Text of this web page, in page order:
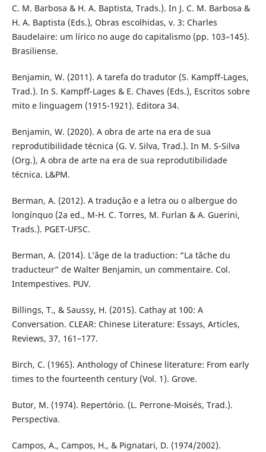
C. M. Barbosa & H. A. Baptista, Trads.). In J. C. M. Barbosa &
H. A. Baptista (Eds.), Obras escolhidas, v. 3: Charles
Baudelaire: um lírico no auge do capitalismo (pp. 103–145).
Brasiliense.
Benjamin, W. (2011). A tarefa do tradutor (S. Kampff-Lages,
Trad.). In S. Kampff-Lages & E. Chaves (Eds.), Escritos sobre
mito e linguagem (1915-1921). Editora 34.
Benjamin, W. (2020). A obra de arte na era de sua
reprodutibilidade técnica (G. V. Silva, Trad.). In M. S-Silva
(Org.), A obra de arte na era de sua reprodutibilidade
técnica. L&PM.
Berman, A. (2012). A tradução e a letra ou o albergue do
longínquo (2a ed., M-H. C. Torres, M. Furlan & A. Guerini,
Trads.). PGET-UFSC.
Berman, A. (2014). L’âge de la traduction: “La tâche du
traducteur” de Walter Benjamin, un commentaire. Col.
Intempestives. PUV.
Billings, T., & Saussy, H. (2015). Cathay at 100: A
Conversation. CLEAR: Chinese Literature: Essays, Articles,
Reviews, 37, 161–177.
Birch, C. (1965). Anthology of Chinese literature: From early
times to the fourteenth century (Vol. 1). Grove.
Butor, M. (1974). Repertório. (L. Perrone-Moisés, Trad.).
Perspectiva.
Campos, A., Campos, H., & Pignatari, D. (1974/2002).